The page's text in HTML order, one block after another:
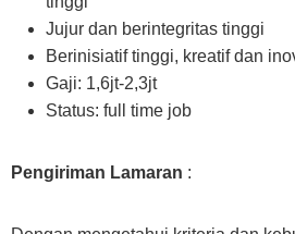
Jujur dan berintegritas tinggi
Berinisiatif tinggi, kreatif dan
Gaji: 1,6jt-2,3jt
Status: full time job
Pengiriman Lamaran :